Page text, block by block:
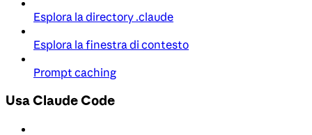
Esplora la directory .claude
Esplora la finestra di contesto
Prompt caching
Usa Claude Code